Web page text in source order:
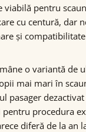
viabilă pentru
cu centură, dar
și
o variantă de
mai mari în
pasager
procedura
diferă de la an